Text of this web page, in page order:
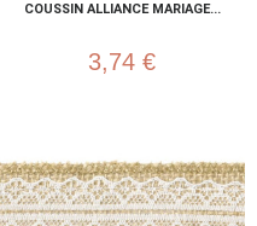
COUSSIN ALLIANCE MARIAGE...
3,74 €